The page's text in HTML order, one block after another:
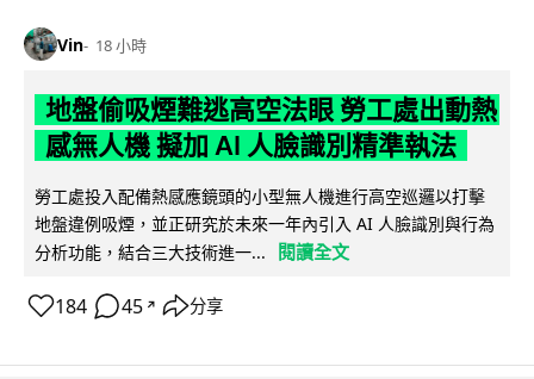
Vin 18 小時
地盤偷吸煙難逃高空法眼 勞工處出動熱
感無人機 擬加 AI 人臉識別精準執法
勞工處投入配備熱感應鏡頭的小型無人機進行高空巡邏以打擊
地盤違例吸煙，並正研究於未來一年內引入 AI 人臉識別與行為
分析功能，結合三大技術進一...
閱讀全文
184 45 ↗ 分享